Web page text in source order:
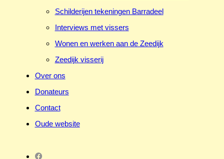
Schilderijen tekeningen Barradeel
Interviews met vissers
Wonen en werken aan de Zeedijk
Zeedijk visserij
Over ons
Donateurs
Contact
Oude website